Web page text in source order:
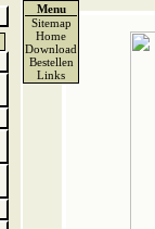
Menu
Sitemap
Home
Download
Bestellen
Links